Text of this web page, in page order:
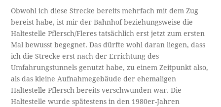
Obwohl ich diese Strecke bereits mehrfach mit dem Zug
bereist habe, ist mir der Bahnhof beziehungsweise die
Haltestelle Pflersch/Fleres tatsächlich erst jetzt zum ersten
Mal bewusst begegnet. Das dürfte wohl daran liegen, dass
ich die Strecke erst nach der Errichtung des
Umfahrungstunnels genutzt habe, zu einem Zeitpunkt also,
als das kleine Aufnahmegebäude der ehemaligen
Haltestelle Pflersch bereits verschwunden war. Die
Haltestelle wurde spätestens in den 1980er-Jahren